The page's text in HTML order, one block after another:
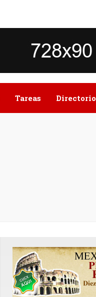
Tareas Directorio